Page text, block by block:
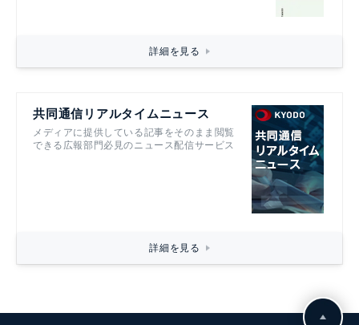
詳細を見る
共同通信リアルタイムニュース
メディアに提供している記事をそのまま閲覧
できる広報部門必見のニュース配信サービス
詳細を見る